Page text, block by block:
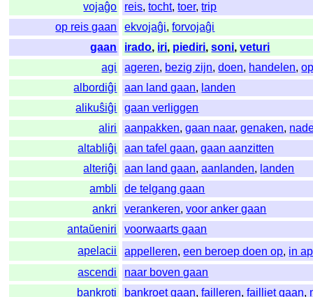
vojaĝo
reis,tocht,toer,trip
op reis gaan
ekvojaĝi,forvojaĝi
gaan
irado, iri, piediri,soni,veturi
agi
ageren, bezig zijn,doen, handelen,
albordiĝi
aan land gaan, landen
alikuŝiĝi
gaan verliggen
aliri
aanpakken,gaan naar,genaken,
altabliĝi
aan tafel gaan,gaan aanzitten
alteriĝi
aan land gaan,aanlanden, landen
ambli
de telgang gaan
ankri
verankeren,voor anker gaan
antaŭeniri
voorwaarts gaan
apelacii
appelleren,een beroep doen op, in
ascendi
naar boven gaan
bankroti
bankroet gaan,failleren,failliet gaan,